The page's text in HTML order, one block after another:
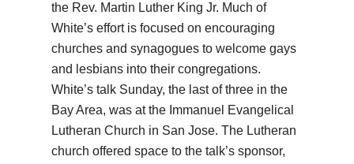
the Rev. Martin Luther King Jr. Much of
White’s effort is focused on encouraging
churches and synagogues to welcome gays
and lesbians into their congregations.
White’s talk Sunday, the last of three in the
Bay Area, was at the Immanuel Evangelical
Lutheran Church in San Jose. The Lutheran
church offered space to the talk’s sponsor,